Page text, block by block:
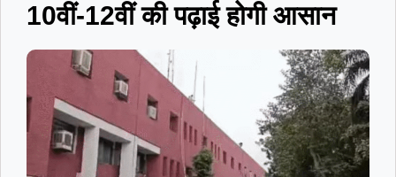
10वीं-12वीं की पढ़ाई होगी आसान